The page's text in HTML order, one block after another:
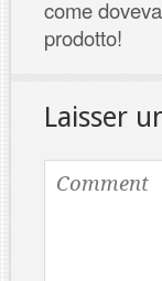
come
prodotto!
Laisser